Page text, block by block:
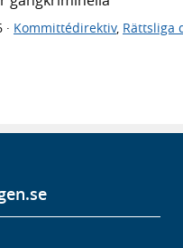
· Kommittédirektiv, Rättsliga